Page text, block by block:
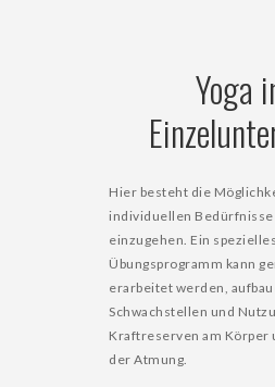
Yoga
Hier besteht die
individuellen
einzugehen. Ein spezielles
Übungsprogramm kann
erarbeitet werden,
Schwachstellen und
Kraftreserven am Körper
der Atmung.